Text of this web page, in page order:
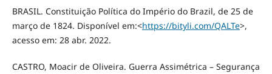
BRASIL. Constituição Política do Império do Brazil, de 25 de
março de 1824. Disponível em:<https://bityli.com/QALTe>,
acesso em: 28 abr. 2022.
CASTRO, Moacir de Oliveira. Guerra Assimétrica – Segurança